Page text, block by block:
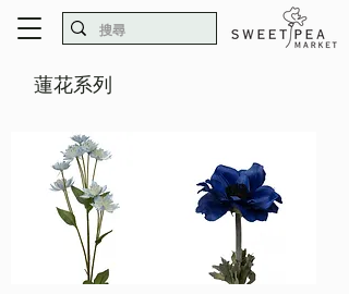
蓮花系列